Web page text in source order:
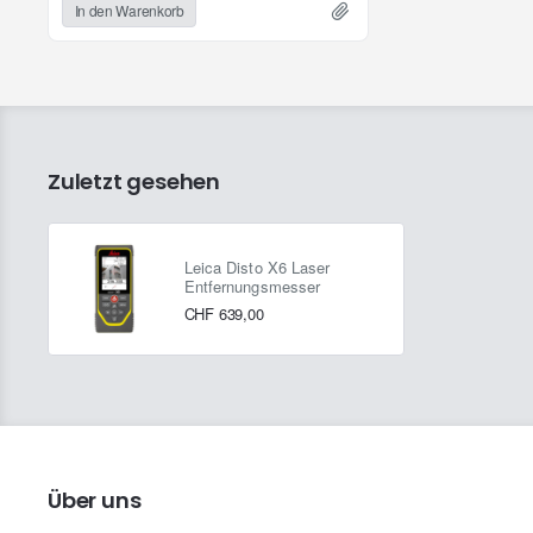
+ Gürteltasche
+ Kalibrierungszertifikat "Silber"
In den Warenkorb
Zuletzt gesehen
Leica Disto X6 Laser
Entfernungsmesser
CHF 639,00
Über uns